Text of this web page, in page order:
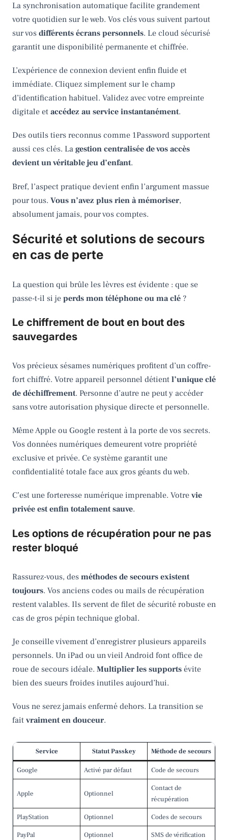
La synchronisation automatique facilite grandement
votre quotidien sur le web. Vos clés vous suivent partout
sur vos différents écrans personnels. Le cloud sécurisé
garantit une disponibilité permanente et chiffrée.
L’expérience de connexion devient enfin fluide et
immédiate. Cliquez simplement sur le champ
d’identification habituel. Validez avec votre empreinte
digitale et accédez au service instantanément.
Des outils tiers reconnus comme 1Password supportent
aussi ces clés. La gestion centralisée de vos accès
devient un véritable jeu d’enfant.
Bref, l’aspect pratique devient enfin l’argument massue
pour tous. Vous n’avez plus rien à mémoriser,
absolument jamais, pour vos comptes.
Sécurité et solutions de secours
en cas de perte
La question qui brûle les lèvres est évidente : que se
passe-t-il si je perds mon téléphone ou ma clé ?
Le chiffrement de bout en bout des
sauvegardes
Vos précieux sésames numériques profitent d’un coffre-
fort chiffré. Votre appareil personnel détient l’unique clé
de déchiffrement. Personne d’autre ne peut y accéder
sans votre autorisation physique directe et personnelle.
Même Apple ou Google restent à la porte de vos secrets.
Vos données numériques demeurent votre propriété
exclusive et privée. Ce système garantit une
confidentialité totale face aux gros géants du web.
C’est une forteresse numérique imprenable. Votre vie
privée est enfin totalement sauve.
Les options de récupération pour ne pas
rester bloqué
Rassurez-vous, des méthodes de secours existent
toujours. Vos anciens codes ou mails de récupération
restent valables. Ils servent de filet de sécurité robuste en
cas de gros pépin technique global.
Je conseille vivement d’enregistrer plusieurs appareils
personnels. Un iPad ou un vieil Android font office de
roue de secours idéale. Multiplier les supports évite
bien des sueurs froides inutiles aujourd’hui.
Vous ne serez jamais enfermé dehors. La transition se
fait vraiment en douceur.
Service Statut Passkey Méthode de secours
Google Activé par défaut Code de secours
Apple Optionnel
Contact de
récupération
PlayStation Optionnel Codes de secours
PayPal Optionnel SMS de vérification